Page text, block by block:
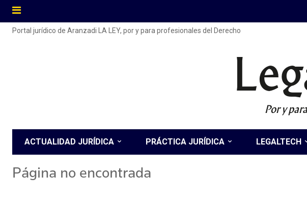
Portal jurídico de Aranzadi LA LEY, por y para profesionales del Derecho
Por y
ACTUALIDAD JURÍDICA PRÁCTICA JURÍDICA LEGALTECH
Página no encontrada